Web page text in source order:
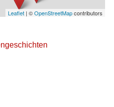
Leaflet | ©OpenStreetMapcontributors